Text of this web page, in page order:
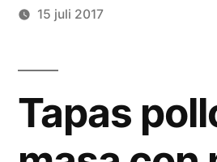
door
15 juli 2017
Tapas